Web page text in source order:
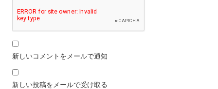
新しいコメントをメールで通知
新しい投稿をメールで受け取る